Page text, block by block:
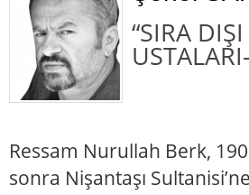
“SIRA
Ressam Nurullah Berk,
sonra Nişantaşı